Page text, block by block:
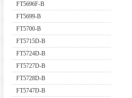
FT5696F-B
FT5699-B
FT5700-B
FT5715D-B
FT5724D-B
FT5727D-B
FT5728D-B
FT5747D-B